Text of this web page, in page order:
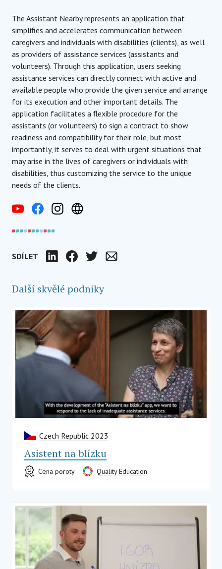
The Assistant Nearby represents an application that
simplifies and accelerates communication between
caregivers and individuals with disabilities (clients), as well
as providers of assistance services (assistants and
volunteers). Through this application, users seeking
assistance services can directly connect with active and
available people who provide the given service and arrange
for its execution and other important details. The
application facilitates a flexible procedure for the
assistants (or volunteers) to sign a contract to show
readiness and compatibility for their role, but most
importantly, it serves to deal with urgent situations that
may arise in the lives of caregivers or individuals with
disabilities, thus customizing the service to the unique
needs of the clients.
SDÍLET LinkedIn FacebookTwitter
Další skvělé podniky
Czech Republic 2023
Asistent na blízku
Cena poroty Quality Education